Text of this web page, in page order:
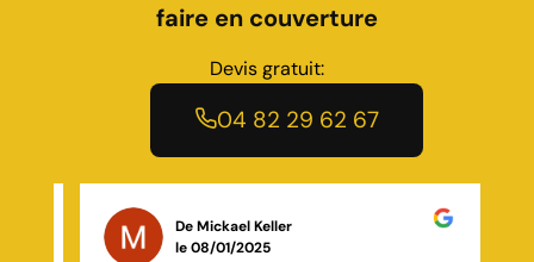
faire en couverture
Devis gratuit:
04 82 29 62 67
De Amhed
le 13/12/2025